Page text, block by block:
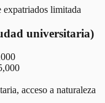
limitada
universitaria)
acceso a naturaleza